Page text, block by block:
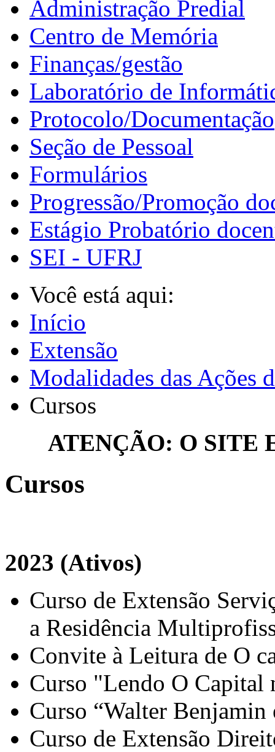
Administração Predial
Centro de Memória
Finanças/gestão
Laboratório de
Protocolo/Documentação
Seção de Pessoal
Formulários
Progressão/Promoção
Estágio Probatório
SEI - UFRJ
Você está aqui:
Início
Extensão
Modalidades das Ações
Cursos
ATENÇÃO: O SITE
Cursos
2023 (Ativos)
Curso de Extensão
a Residência
Convite à Leitura de O
Curso "Lendo O Capital
Curso “Walter
Curso de Extensão